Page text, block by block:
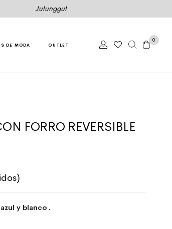
Julunggul
DE MODA OUTLET
0
FORRO REVERSIBLE
es: 55,60€.
y blanco .